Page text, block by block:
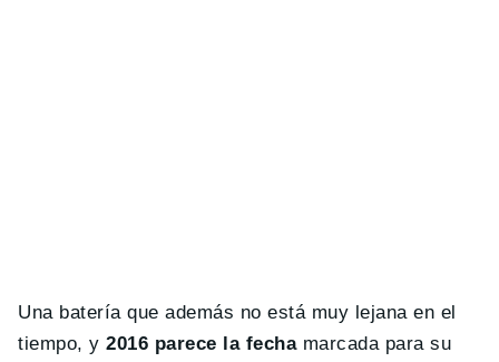
Una batería que además no está muy lejana en el
tiempo, y2016 parece la fechamarcada para su